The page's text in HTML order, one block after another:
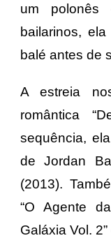
um polonês
bailarinos,
balé antes de
A estreia
romântica
sequência,
de Jordan
(2013).
“O Agente
Galáxia Vol.